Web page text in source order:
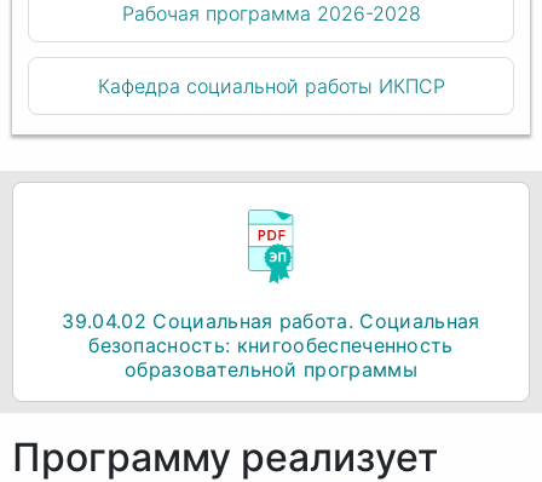
Рабочая программа 2026-2028
Кафедра социальной работы ИКПСР
39.04.02 Социальная работа. Социальная
безопасность: книгообеспеченность
образовательной программы
Программу реализует